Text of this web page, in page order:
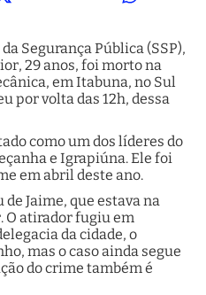
Segurança Pública (SSP),
29 anos, foi morto na
em Itabuna, no Sul
por volta das 12h, dessa
como um dos líderes do
e Igrapiúna. Ele foi
em abril deste ano.
Jaime, que estava na
O atirador fugiu em
da cidade, o
mas o caso ainda segue
do crime também é